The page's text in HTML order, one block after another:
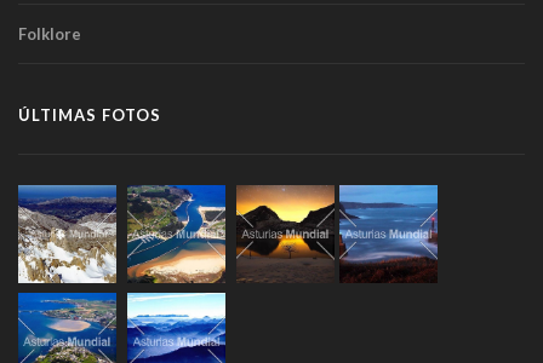
Folklore
ÚLTIMAS FOTOS